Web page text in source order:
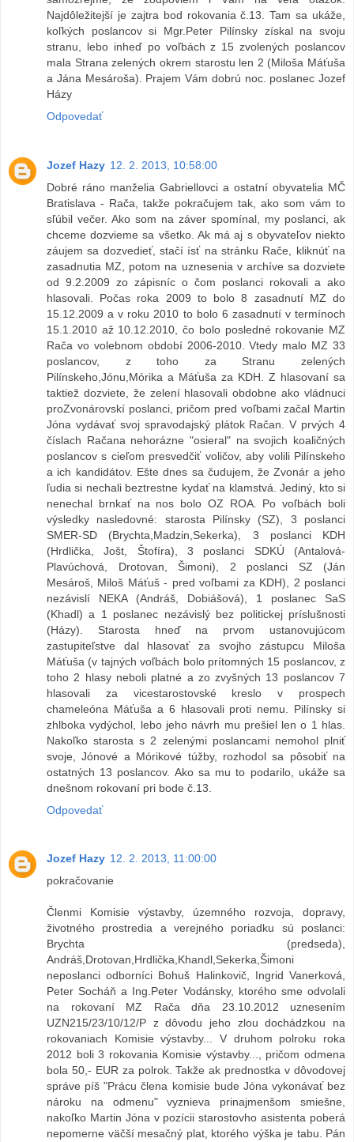
Najdôležitejší je zajtra bod rokovania č.13. Tam sa ukáže,
koľkých poslancov si Mgr.Peter Pilínsky získal na svoju
stranu, lebo inheď po voľbách z 15 zvolených poslancov
mala Strana zelených okrem starostu len 2 (Miloša Máťuša
a Jána Mesároša). Prajem Vám dobrú noc. poslanec Jozef
Házy
Odpovedať
Jozef Hazy 12. 2. 2013, 10:58:00
Dobré ráno manželia Gabriellovci a ostatní obyvatelia MČ
Bratislava - Rača, takže pokračujem tak, ako som vám to
sľúbil večer. Ako som na záver spomínal, my poslanci, ak
chceme dozvieme sa všetko. Ak má aj s obyvateľov niekto
záujem sa dozvedieť, stačí ísť na stránku Rače, kliknúť na
zasadnutia MZ, potom na uznesenia v archíve sa dozviete
od 9.2.2009 zo zápisníc o čom poslanci rokovali a ako
hlasovali. Počas roka 2009 to bolo 8 zasadnutí MZ do
15.12.2009 a v roku 2010 to bolo 6 zasadnutí v termínoch
15.1.2010 až 10.12.2010, čo bolo posledné rokovanie MZ
Rača vo volebnom období 2006-2010. Vtedy malo MZ 33
poslancov, z toho za Stranu zelených
Pilínskeho,Jónu,Mórika a Máťuša za KDH. Z hlasovaní sa
taktiež dozviete, že zelení hlasovali obdobne ako vládnuci
proZvonárovskí poslanci, pričom pred voľbami začal Martin
Jóna vydávať svoj spravodajský plátok Račan. V prvých 4
číslach Račana nehorázne "osieral" na svojich koaličných
poslancov s cieľom presvedčiť voličov, aby volili Pilínskeho
a ich kandidátov. Ešte dnes sa čudujem, že Zvonár a jeho
ľudia si nechali beztrestne kydať na klamstvá. Jediný, kto si
nenechal brnkať na nos bolo OZ ROA. Po voľbách boli
výsledky nasledovné: starosta Pilínsky (SZ), 3 poslanci
SMER-SD (Brychta,Madzin,Sekerka), 3 poslanci KDH
(Hrdlička, Jošt, Štofíra), 3 poslanci SDKÚ (Antalová-
Plavúchová, Drotovan, Šimoni), 2 poslanci SZ (Ján
Mesároš, Miloš Máťuš - pred voľbami za KDH), 2 poslanci
nezávislí NEKA (Andráš, Dobiášová), 1 poslanec SaS
(Khadl) a 1 poslanec nezávislý bez politickej príslušnosti
(Házy). Starosta hneď na prvom ustanovujúcom
zastupiteľstve dal hlasovať za svojho zástupcu Miloša
Máťuša (v tajných voľbách bolo prítomných 15 poslancov, z
toho 2 hlasy neboli platné a zo zvyšných 13 poslancov 7
hlasovali za vicestarostovské kreslo v prospech
chameleóna Máťuša a 6 hlasovali proti nemu. Pilínsky si
zhlboka vydýchol, lebo jeho návrh mu prešiel len o 1 hlas.
Nakoľko starosta s 2 zelenými poslancami nemohol plniť
svoje, Jónové a Mórikové túžby, rozhodol sa pôsobiť na
ostatných 13 poslancov. Ako sa mu to podarilo, ukáže sa
dnešnom rokovaní pri bode č.13.
Odpovedať
Jozef Hazy 12. 2. 2013, 11:00:00
pokračovanie
Členmi Komisie výstavby, územného rozvoja, dopravy,
životného prostredia a verejného poriadku sú poslanci:
Brychta (predseda),
Andráš,Drotovan,Hrdlička,Khandl,Sekerka,Šimoni
neposlanci odborníci Bohuš Halinkovič, Ingrid Vanerková,
Peter Socháň a Ing.Peter Vodánsky, ktorého sme odvolali
na rokovaní MZ Rača dňa 23.10.2012 uznesením
UZN215/23/10/12/P z dôvodu jeho zlou dochádzkou na
rokovaniach Komisie výstavby... V druhom polroku roka
2012 boli 3 rokovania Komisie výstavby..., pričom odmena
bola 50,- EUR za polrok. Takže ak prednostka v dôvodovej
správe píš "Prácu člena komisie bude Jóna vykonávať bez
nároku na odmenu" vyznieva prinajmenšom smiešne,
nakoľko Martin Jóna v pozícii starostovho asistenta poberá
nepomerne väčší mesačný plat, ktorého výška je tabu. Pán